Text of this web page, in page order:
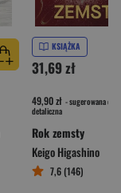
KSIĄŻKA
31,69 zł
49,90 zł - sugerowana cena
detaliczna
Rok zemsty
Keigo Higashino
7,6 (146)